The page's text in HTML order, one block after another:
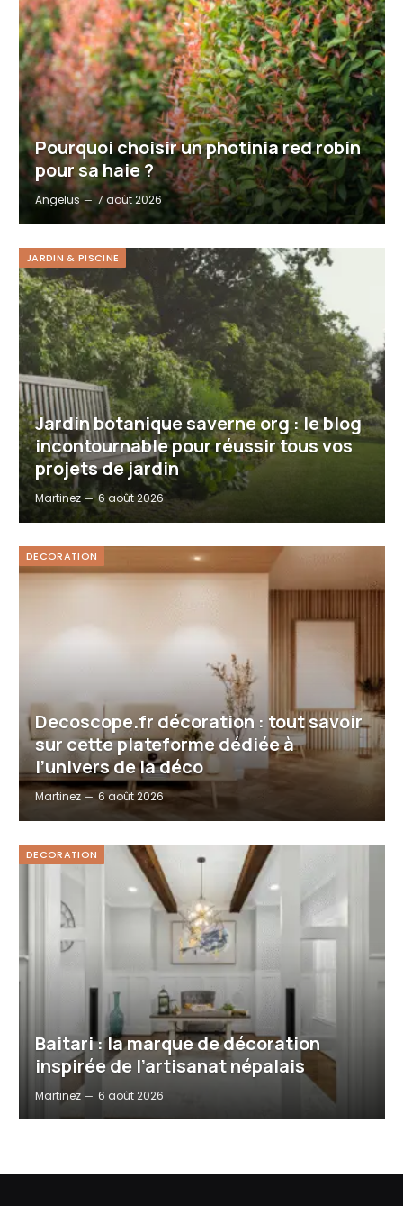
Pourquoi choisir un photinia red robin
pour sa haie ?
Angelus 7 août 2026
JARDIN & PISCINE
Jardin botanique saverne org : le blog
incontournable pour réussir tous vos
projets de jardin
Martinez 6 août 2026
DECORATION
Decoscope.fr décoration : tout savoir
sur cette plateforme dédiée à
l’univers de la déco
Martinez 6 août 2026
DECORATION
Baitari : la marque de décoration
inspirée de l’artisanat népalais
Martinez 6 août 2026